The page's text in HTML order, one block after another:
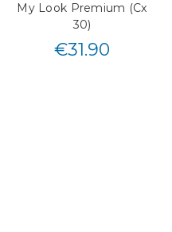
My Look Premium (Cx
30)
€31.90